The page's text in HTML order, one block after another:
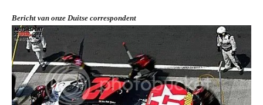
Bericht van onze Duitse correspondent